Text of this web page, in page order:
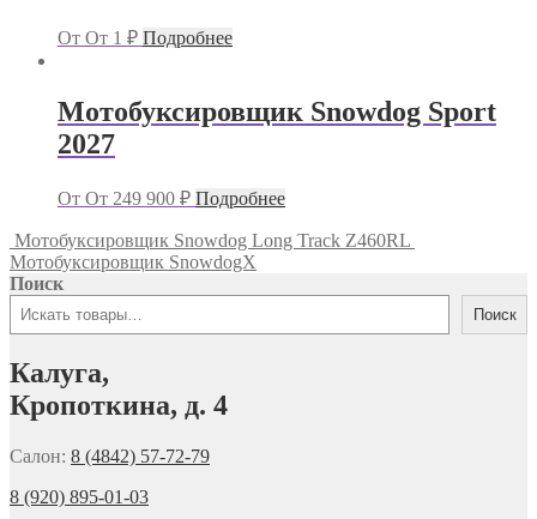
От От 1 ₽ Подробнее
Мотобуксировщик Snowdog Sport
2027
От От 249 900 ₽ Подробнее
Мотобуксировщик Snowdog Long Track Z460RL
Мотобуксировщик SnowdogX
Поиск
Поиск
Калуга,
Кропоткина, д. 4
Салон: 8 (4842) 57-72-79
8 (920) 895-01-03